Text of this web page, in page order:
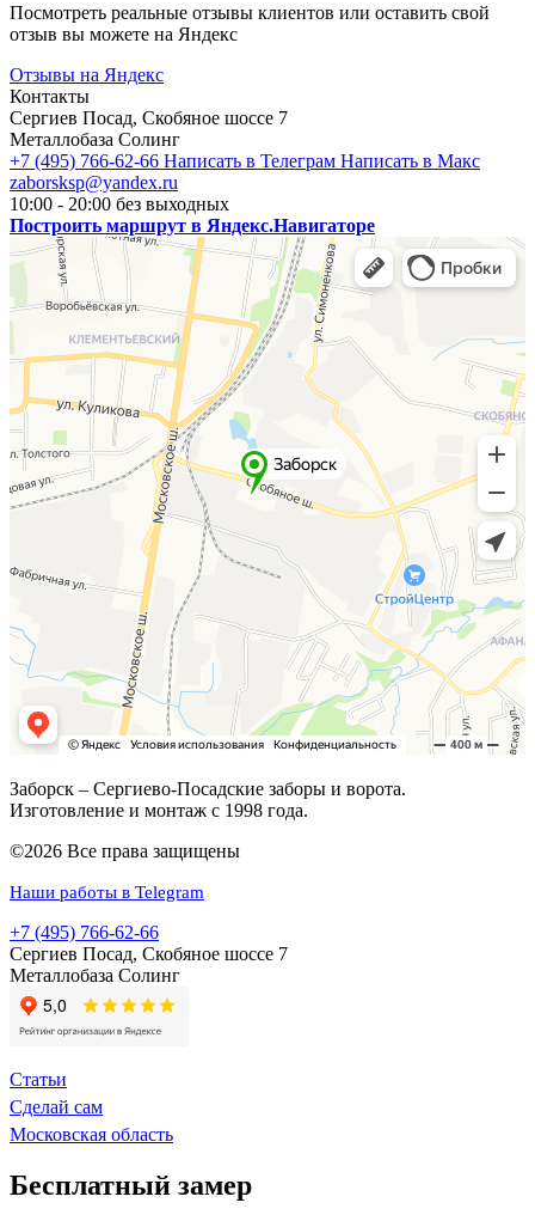
Посмотреть реальные отзывы клиентов или оставить свой
отзыв вы можете на Яндекс
Отзывы на Яндекс
Контакты
Сергиев Посад, Скобяное шоссе 7
Металлобаза Солинг
+7 (495) 766-62-66 Написать в Телеграм Написать в Макс
zaborsksp@yandex.ru
10:00 - 20:00 без выходных
Построить маршрут в Яндекс.Навигаторе
Заборск – Сергиево-Посадские заборы и ворота.
Изготовление и монтаж с 1998 года.
©2026 Все права защищены
Наши работы в Telegram
+7 (495) 766-62-66
Сергиев Посад, Скобяное шоссе 7
Металлобаза Солинг
Статьи
Сделай сам
Московская область
Бесплатный замер